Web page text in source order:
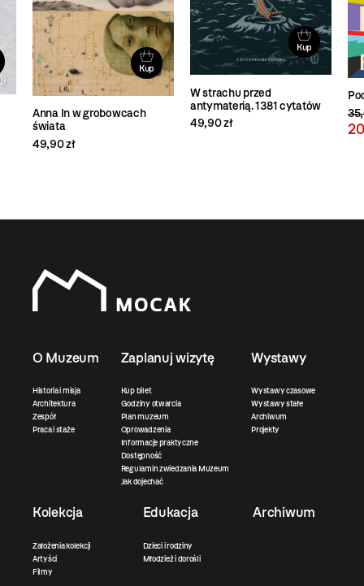
Kup
Anna In w grobowcach
świata
49,90 zł
Kup
W strachu przed
antymaterią. 1381 cytatów
49,90 zł
O Muzeum
Historia i misja
Architektura
Zespół
Praca i staże
Zaplanuj wizytę
Kup bilet
Godziny otwarcia
Plan muzeum
Oprowadzenia
Informacje praktyczne
Dostępność
Regulamin zwiedzania Muzeum
Jak dojechać
Wystawy
Wystawy czasowe
Wystawy stałe
Archiwum
Projekty
Kolekcja
Założenia kolekcji
Artyści
Filmy
Edukacja
Dzieci i rodziny
Młodzież i dorośli
Archiwum